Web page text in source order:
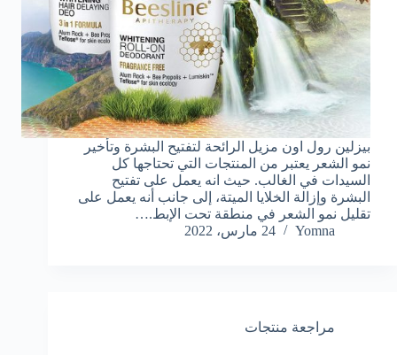
بيزلين رول اون مزيل الرائحة لتفتيح البشرة وتأخير
نمو الشعر يعتبر من المنتجات التي تحتاجها كل
السيدات في الغالب. حيث انه يعمل على تفتيح
البشرة وإزالة الخلايا الميتة، إلى جانب أنه يعمل على
تقليل نمو الشعر في منطقة تحت الإبط.…
Yomna
24 مارس، 2022
مراجعة منتجات